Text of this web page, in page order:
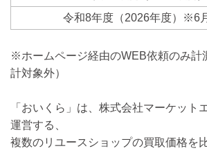
令和8年度（2026年度）※6
※ホームページ経由のWEB依頼のみ計
計対象外）
「おいくら」は、株式会社マーケット
運営する、
複数のリユースショップの買取価格を